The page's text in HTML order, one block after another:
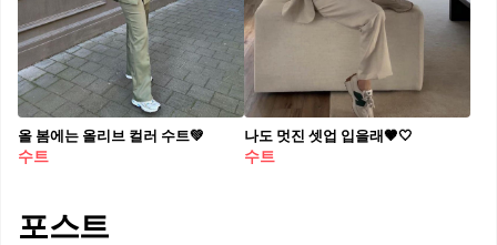
올 봄에는 올리브 컬러 수트💚
수트
나도 멋진 셋업 입을래🤎🤍
수트
포스트